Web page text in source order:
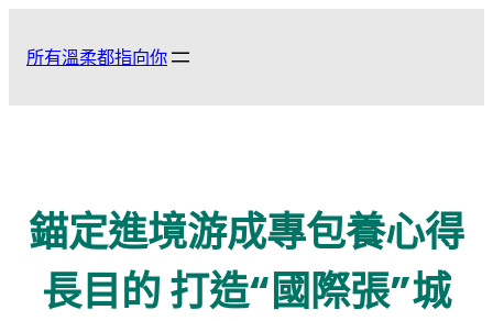
所有溫柔都指向你
錨定進境游成專包養心得
長目的 打造“國際張”城